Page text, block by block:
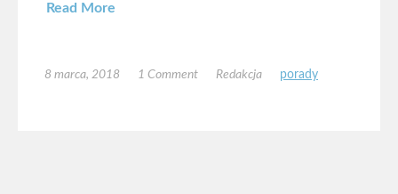
Read More
8 marca, 2018 1 Comment Redakcja porady